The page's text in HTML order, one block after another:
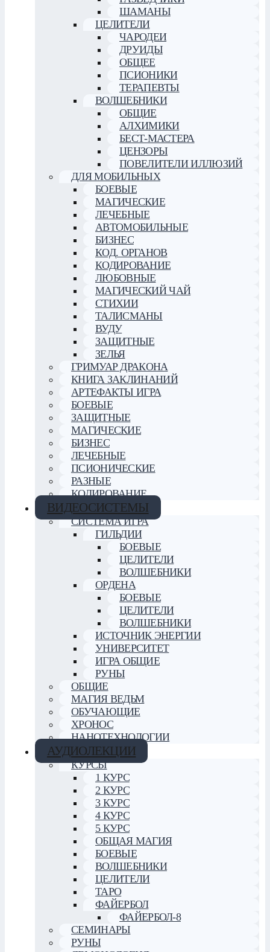
ШАМАНЫ
ЦЕЛИТЕЛИ
ЧАРОДЕИ
ДРУИДЫ
ОБЩЕЕ
ПСИОНИКИ
ТЕРАПЕВТЫ
ВОЛШЕБНИКИ
ОБЩИЕ
АЛХИМИКИ
БЕСТ-МАСТЕРА
ЦЕНЗОРЫ
ПОВЕЛИТЕЛИ ИЛЛЮЗИЙ
ДЛЯ МОБИЛЬНЫХ
БОЕВЫЕ
МАГИЧЕСКИЕ
ЛЕЧЕБНЫЕ
АВТОМОБИЛЬНЫЕ
БИЗНЕС
КОД. ОРГАНОВ
КОДИРОВАНИЕ
ЛЮБОВНЫЕ
МАГИЧЕСКИЙ ЧАЙ
СТИХИИ
ТАЛИСМАНЫ
ВУДУ
ЗАЩИТНЫЕ
ЗЕЛЬЯ
ГРИМУАР ДРАКОНА
КНИГА ЗАКЛИНАНИЙ
АРТЕФАКТЫ ИГРА
БОЕВЫЕ
ЗАЩИТНЫЕ
МАГИЧЕСКИЕ
БИЗНЕС
ЛЕЧЕБНЫЕ
ПСИОНИЧЕСКИЕ
РАЗНЫЕ
КОДИРОВАНИЕ
ВИДЕОСИСТЕМЫ
СИСТЕМА ИГРА
ГИЛЬДИИ
БОЕВЫЕ
ЦЕЛИТЕЛИ
ВОЛШЕБНИКИ
ОРДЕНА
БОЕВЫЕ
ЦЕЛИТЕЛИ
ВОЛШЕБНИКИ
ИСТОЧНИК ЭНЕРГИИ
УНИВЕРСИТЕТ
ИГРА ОБЩИЕ
РУНЫ
ОБЩИЕ
МАГИЯ ВЕДЬМ
ОБУЧАЮЩИЕ
ХРОНОС
НАНОТЕХНОЛОГИИ
АУДИОЛЕКЦИИ
КУРСЫ
1 КУРС
2 КУРС
3 КУРС
4 КУРС
5 КУРС
ОБЩАЯ МАГИЯ
БОЕВЫЕ
ВОЛШЕБНИКИ
ЦЕЛИТЕЛИ
ТАРО
ФАЙЕРБОЛ
ФАЙЕРБОЛ-8
СЕМИНАРЫ
РУНЫ